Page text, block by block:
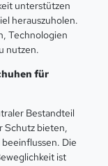
unterstützen
herauszuholen.
Technologien
nutzen.
für
Bestandteil
Schutz bieten,
Die
ist